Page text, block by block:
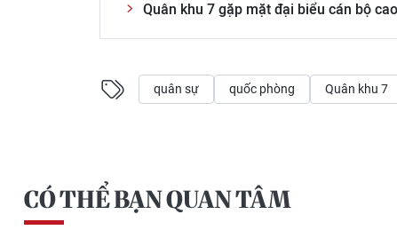
Quân khu 7 gặp mặt đại biểu cán bộ
quân sự quốc phòng Quân khu 7
CÓ THỂ BẠN QUAN TÂM